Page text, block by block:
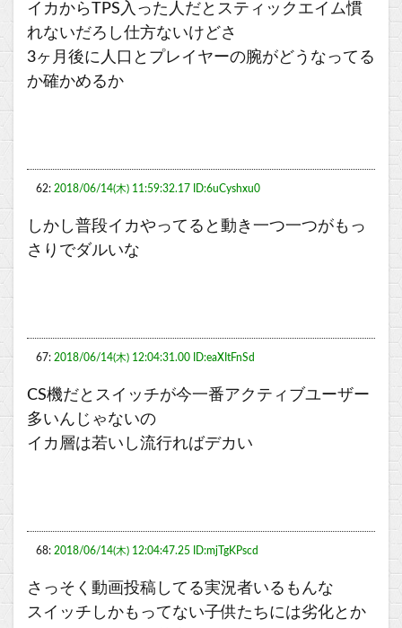
イカからTPS入った人だとスティックエイム慣
れないだろし仕方ないけどさ
3ヶ月後に人口とプレイヤーの腕がどうなってる
か確かめるか
62: 2018/06/14(木) 11:59:32.17 ID:6uCyshxu0
しかし普段イカやってると動き一つ一つがもっ
さりでダルいな
67: 2018/06/14(木) 12:04:31.00 ID:eaXItFnSd
CS機だとスイッチが今一番アクティブユーザー
多いんじゃないの
イカ層は若いし流行ればデカい
68: 2018/06/14(木) 12:04:47.25 ID:mjTgKPscd
さっそく動画投稿してる実況者いるもんな
スイッチしかもってない子供たちには劣化とか